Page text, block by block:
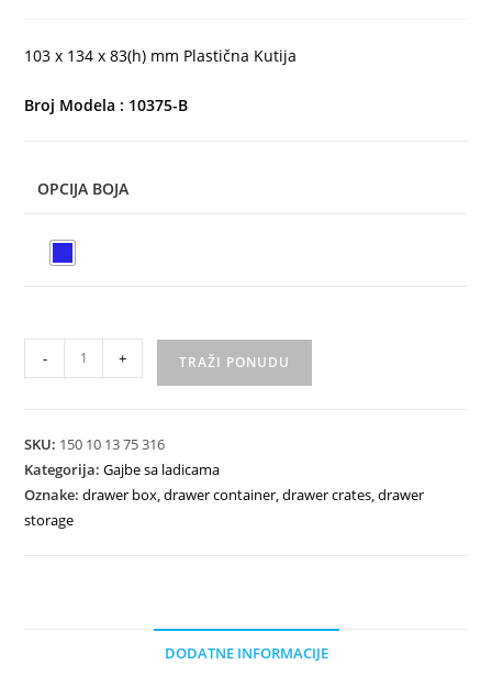
103 x 134 x 83(h) mm Plastična Kutija
Broj Modela : 10375-B
OPCIJA BOJA
- + TRAŽI PONUDU
SKU: 150 10 13 75 316
Kategorija:Gajbe sa ladicama
Oznake:drawer box,drawer container,drawer crates,drawer
storage
DODATNE INFORMACIJE